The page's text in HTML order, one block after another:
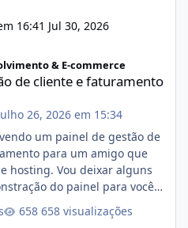
16:41 Jul 30, 2026
& E-commerce
de cliente e faturamento
26, 2026 em 15:34
um painel de gestão de
para um amigo que
hosting. Vou deixar alguns
do painel para vocês
de vocês. O sistema já está
concluído e conta com
658 visualizações